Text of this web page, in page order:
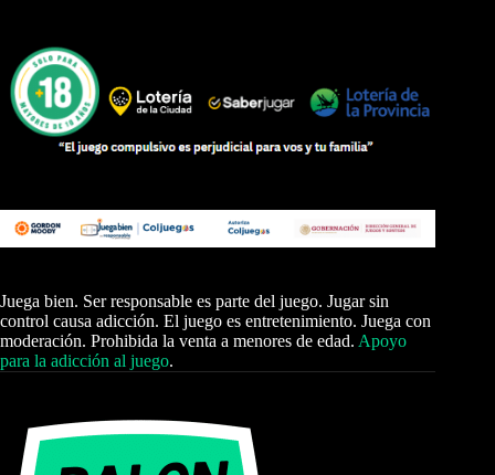
Juega bien. Ser responsable es parte del juego. Jugar sin
control causa adicción. El juego es entretenimiento. Juega con
moderación. Prohibida la venta a menores de edad. Apoyo
para la adicción al juego.